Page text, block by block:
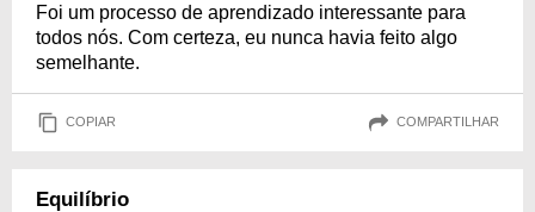
Foi um processo de aprendizado interessante para
todos nós. Com certeza, eu nunca havia feito algo
semelhante.
COPIAR COMPARTILHAR
Equilíbrio